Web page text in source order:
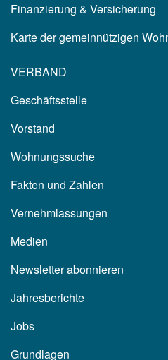
Finanzierung & Versicherung
Karte der gemeinnützigen
VERBAND
Geschäftsstelle
Vorstand
Wohnungssuche
Fakten und Zahlen
Vernehmlassungen
Medien
Newsletter abonnieren
Jahresberichte
Jobs
Grundlagen